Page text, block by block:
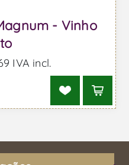
- Vinho
IVA incl.